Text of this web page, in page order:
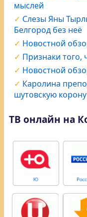
мыслей
Слезы Яны
Белгород без неё
Новостной
Признаки того,
Новостной
Каролина
шутовскую корону
ТВ онлайн на